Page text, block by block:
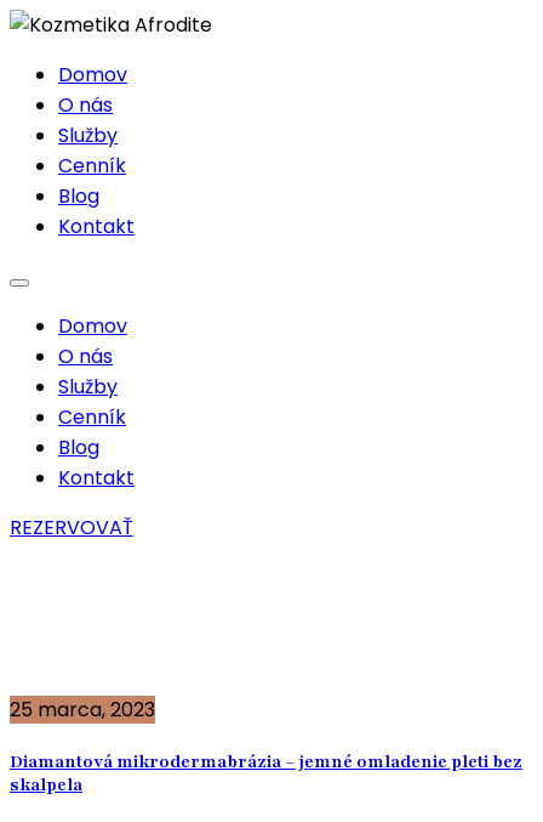
Domov
O nás
Služby
Cenník
Blog
Kontakt
Domov
O nás
Služby
Cenník
Blog
Kontakt
REZERVOVAŤ
25 marca, 2023
Diamantová mikrodermabrázia – jemné omladenie pleti bez
skalpela